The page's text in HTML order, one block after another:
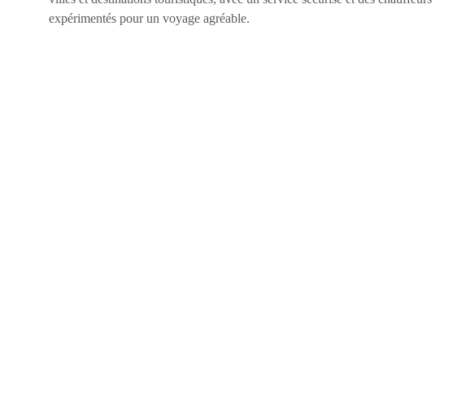
expérimentés pour un voyage agréable.